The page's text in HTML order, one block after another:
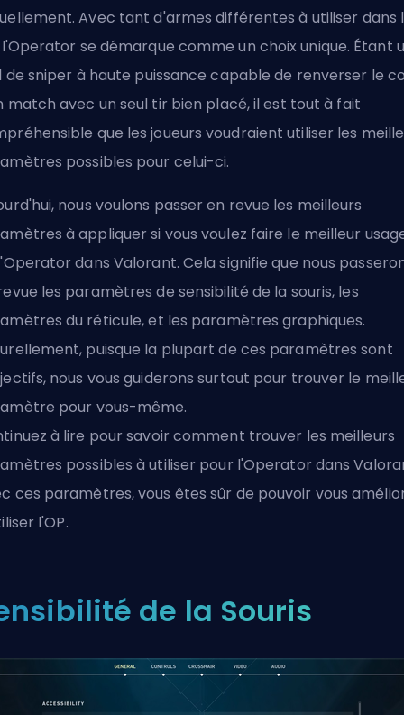
Avec tant d'armes différentes à utiliser dans
l'Operator se démarque comme un choix unique. Étant
de sniper à haute puissance capable de renverser le
match avec un seul tir bien placé, il est tout à fait
que les joueurs voudraient utiliser les
possibles pour celui-ci.
nous voulons passer en revue les meilleurs
à appliquer si vous voulez faire le meilleur
dans Valorant. Cela signifie que nous
les paramètres de sensibilité de la souris, les
du réticule, et les paramètres graphiques.
puisque la plupart de ces paramètres sont
nous vous guiderons surtout pour trouver le
pour vous-même.
à lire pour savoir comment trouver les meilleurs
possibles à utiliser pour l'Operator dans
ces paramètres, vous êtes sûr de pouvoir vous
l'OP.
de la Souris